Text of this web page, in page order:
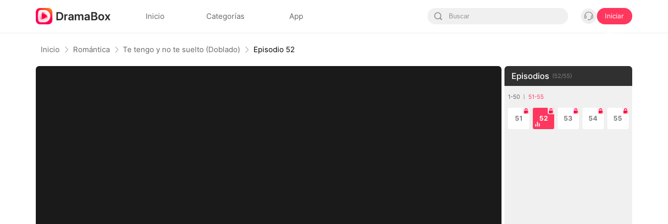
Inicio Categorías App Iniciar
Inicio Romántica Te tengo y no te suelto (Doblado) Episodio 52
Episodios (52/55)
1-50 51-55
51 52 53 54 55